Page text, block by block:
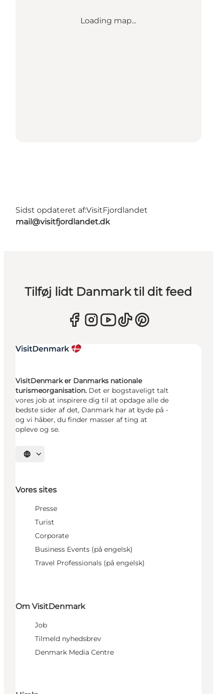
Loading map...
Sidst opdateret af:VisitFjordlandet
mail@visitfjordlandet.dk
Tilføj lidt Danmark til dit feed
VisitDenmark er Danmarks nationale
turismeorganisation. Det er bogstaveligt talt
vores job at inspirere dig til at opdage alle de
bedste sider af det, Danmark har at byde på -
og vi håber, du finder masser af ting at
opleve og se.
Vælg sprog
Vores sites
Presse
Turist
Corporate
Business Events (på engelsk)
Travel Professionals (på engelsk)
Om VisitDenmark
Job
Tilmeld nyhedsbrev
Denmark Media Centre